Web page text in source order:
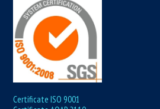
Certificate ISO 9001